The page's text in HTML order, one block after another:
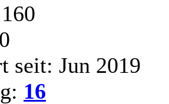
seit: Jun 2019
16